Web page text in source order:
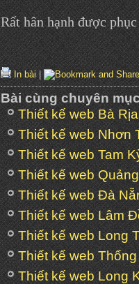
Rất hân hạnh được
In bài|
Bài cùng chuyên
Thiết kế web Bà
Thiết kế web Nhơn
Thiết kế web Tam
Thiết kế web
Thiết kế web Đà
Thiết kế web Lâm
Thiết kế web Long
Thiết kế web
Thiết kế web Long